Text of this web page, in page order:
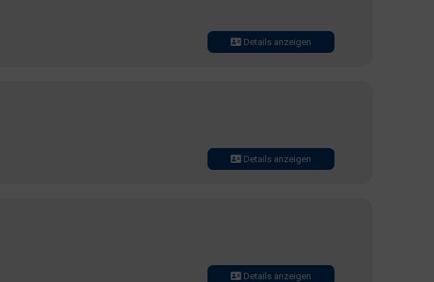
Details anzeigen
Details anzeigen
Details anzeigen